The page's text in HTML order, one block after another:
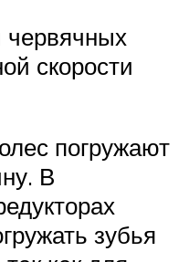
червячных
скорости
погружают
В
зубья